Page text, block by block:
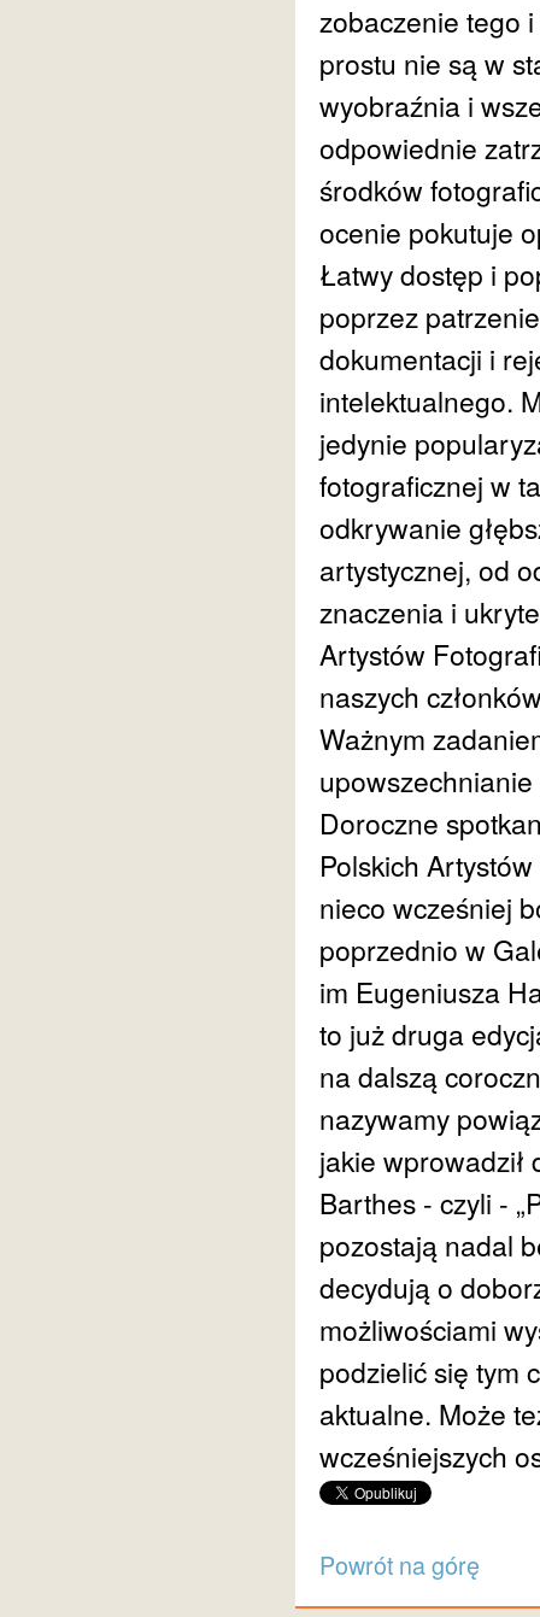
zobaczenie tego
prostu nie są w
wyobraźnia i
odpowiednie
środków
ocenie pokutuje
Łatwy dostęp i
poprzez
dokumentacji i
intelektualnego.
jedynie
fotograficznej w
odkrywanie
artystycznej, od
znaczenia i
Artystów
naszych
Ważnym
Doroczne
Polskich
nieco wcześniej
poprzednio w
im Eugeniusza
to już druga
na dalszą
nazywamy
jakie
Barthes - czyli -
pozostają nadal
decydują o
możliwościami
podzielić się tym
aktualne. Może
wcześniejszych
Powrót na górę